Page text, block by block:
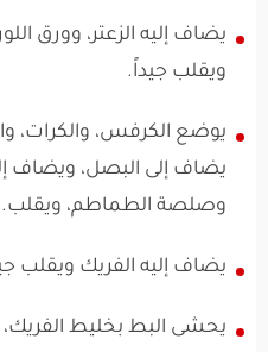
يضاف إليه الزعتر، وورق
ويقلب جيداً.
يوضع الكرفس، والكرات،
يضاف إلى البصل، ويضاف
وصلصة الطماطم، ويقلب.
يضاف إليه الفريك ويقلب
يحشى البط بخليط الفريك،